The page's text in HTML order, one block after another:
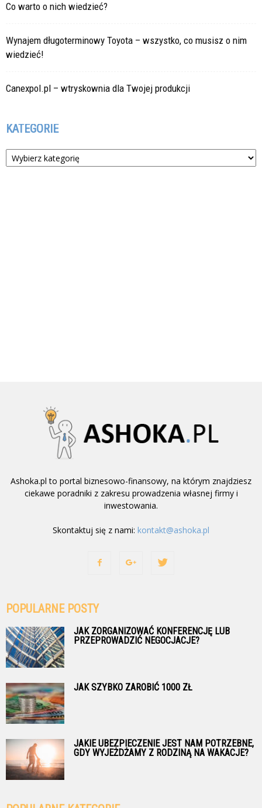
Co warto o nich wiedzieć?
Wynajem długoterminowy Toyota – wszystko, co musisz o nim
wiedzieć!
Canexpol.pl – wtryskownia dla Twojej produkcji
KATEGORIE
Kategorie
Ashoka.pl to portal biznesowo-finansowy, na którym znajdziesz
ciekawe poradniki z zakresu prowadzenia własnej firmy i
inwestowania.
Skontaktuj się z nami: kontakt@ashoka.pl
POPULARNE POSTY
JAK ZORGANIZOWAĆ KONFERENCJĘ LUB
PRZEPROWADZIĆ NEGOCJACJE?
JAK SZYBKO ZAROBIĆ 1000 ZŁ
JAKIE UBEZPIECZENIE JEST NAM POTRZEBNE,
GDY WYJEŻDŻAMY Z RODZINĄ NA WAKACJE?